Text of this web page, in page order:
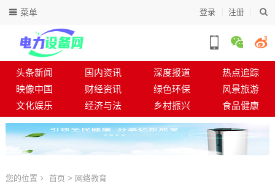
登录 注册
菜单
头条新闻 国内资讯 深度报道
热点追踪
映像中国
财经资讯 绿色环保
风景旅游
文化娱乐
经济与法 乡村振兴 食品健康
您的位置 首页 > 网络教育